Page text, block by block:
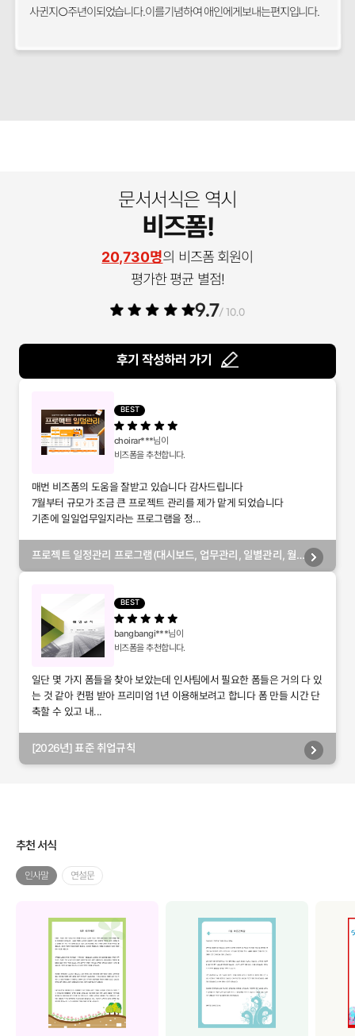
사귄지○주년이되었습니다.이를기념하여 애인에게보내는편지입니다.
문서서식은 역시
비즈폼!
20,730명의 비즈폼 회원이
평가한 평균 별점!
9.7/ 10.0
후기 작성하러 가기
BEST
choirar***님이
비즈폼을 추천합니다.
매번 비즈폼의 도움을 잘받고 있습니다 감사드립니다
7월부터 규모가 조금 큰 프로젝트 관리를 제가 맡게 되었습니다
기존에 일일업무일지라는 프로그램을 정...
프로젝트 일정관리 프로그램(대시보드, 업무관리, 일별관리, 월
BEST
bangbangi***님이
비즈폼을 추천합니다.
일단 몇 가지 폼들을 찾아 보았는데 인사팀에서 필요한 폼들은 거의 다 있
는 것 같아 컨펌 받아 프리미엄 1년 이용해보려고 합니다 폼 만들 시간 단
축할 수 있고 내...
[2026년] 표준 취업규칙
추천 서식
인사말 연설문